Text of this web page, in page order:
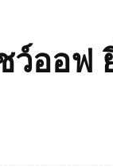
ว์ออฟ